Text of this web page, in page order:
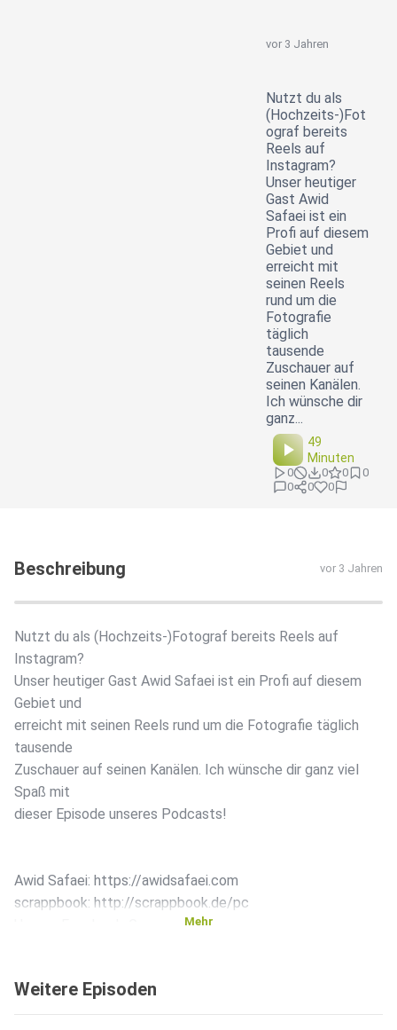
vor 3 Jahren
Nutzt du als
(Hochzeits-)Fot
ograf bereits
Reels auf
Instagram?
Unser heutiger
Gast Awid
Safaei ist ein
Profi auf diesem
Gebiet und
erreicht mit
seinen Reels
rund um die
Fotografie
täglich
tausende
Zuschauer auf
seinen Kanälen.
Ich wünsche dir
ganz...
49
Minuten
0 0 0
0
0
0 0
Beschreibung vor 3 Jahren
Nutzt du als (Hochzeits-)Fotograf bereits Reels auf
Instagram?
Unser heutiger Gast Awid Safaei ist ein Profi auf diesem
Gebiet und
erreicht mit seinen Reels rund um die Fotografie täglich
tausende
Zuschauer auf seinen Kanälen. Ich wünsche dir ganz viel
Spaß mit
dieser Episode unseres Podcasts!
Awid Safaei: https://awidsafaei.com
scrappbook: http://scrappbook.de/pc
Facebook: http://facebook.com/scrappbook.de/
Mehr
Weitere Episoden